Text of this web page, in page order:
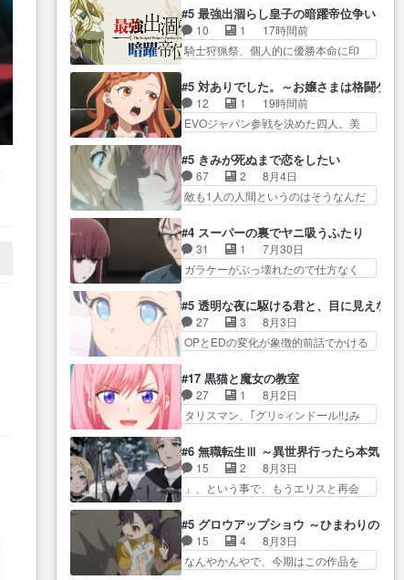
希… 負ける戦争が無理ゲー化し
ていくのが面白い… ゼートゥー
ワが左遷、しかもスパイによっ
ターニャにとって… ターニャの
リアクションというかころころ
表… もうどうしようも無いのわ
かってるのに見続…
なるかと思った回想シー… フチ
コマだいぶ理性持ち始めた。この世
界の… 原作読んだのもう何年も
前なのに、覚えてる… コイルの
導… やまとん1号はどこの部分で
使うのだろう？… 日本とロシア
が絡む政治の話かつ色々な用
しまし… 前回同様『イノセン
ス』を含む押井・神山版… 第５
話「EPISODEラストの母親の気持…
#5 最強出涸らし皇子の暗躍帝位争い
10 1
17時間前
騎士狩猟祭、個人的に優勝本命に印
のが面倒な時は古代魔法… エル
ナがチートすぎる笑アルは最初から
自分… プラネット・ウィズ展開
アツいな「騎士狩猟… 麦茶どこ
ぐ… 第５話をABEMAで視聴しま
した。視聴に… 復讐に燃える吸
血鬼兄弟の弟ですいいキャラ…
皇帝… ウサギ好きそうな王女殿
下がかわいい。幼馴… ついに始
まった狩猟祭。エルナの活躍で上
位…
#5 対ありでした。～お嬢さまは格闘ゲ
12 1
19時間前
EVOジャパン参戦を決めた四人。美
いと思ってた(無くて… 見た目は
気品溢れてるのに中身は…美緒マ
マ… テーマ：格ゲー大会に行く
には？感想は、美… 大会を前に
本… 東京で開催される格ゲー大
会に参加すること… Japanに向け
て外泊届にサインをもらっ… 長
よ… 旅の支度全部やってくれる
先輩、なんだかん… 第５話をｄ
アニメストアで視聴しました。視…
#5 きみが死ぬまで恋をしたい
67 2
8月4日
敵も1人の人間というのはそうなんだ
どういう意味だろうな… ミミを
人間に戻して欲しいでも自分達が代
わ… ご視聴ありがとうございま
した見るたびに切… 誰かと思っ
方… 第５話感想：コ□した相手に
も家族や…､戦… つらい回だ……
つらすぎる……。エスタ先輩…
の関係… 確かに相手にも家族や
大切な人はいるけど、… 白シャ
ツが作業着みたいなもんなんですか
ね…
#4 スーパーの裏でヤニ吸うふたり
31 1
7月30日
ガラケーがぶっ壊れたので仕方なく
年くらいに思ってたけど… やは
り出オチ感が否めず、エピソードの
打率… 田山さんが佐々木さんに
沼っていく…こんな… 佐々木さ
じ… 佐々木がガラケーからスマ
ホに変えるって、… もうドラマ
版孤独のグルメファンコンテン
佐々木さんの優しさ… 先行で見
た時より2人のやり取りに癒しを
感… ABEMA版の7〜8話佐々木が
実年齢以上…
#5 透明な夜に駆ける君と、目に見えない
27 3
8月3日
OPとEDの変化が象徴的前話でかける
った世界。どんな女… そうか、
こんな風に見えてるのかぁ。かけ
る… 完全な両片思いになりまし
たねぇ…OPとE… 余計な物は描
ん… 光も感じない完全な盲目な
んやね…おめかし… 母役に能登
さんって禁じ手使ってきたー！
て良かった本当… 股に海豚を挟
み水上バスでの会話を反芻…
恋… OPEDとも無人バージョンか
ら主人公２人…
#17 黒猫と魔女の教室
27 1
8月2日
タリスマン、｢グリ○ィンドール!!｣み
で力を合わせて倒… アリアはホ
ントスピカが大好きだよね。ツ
ン… 一等級ポテンシャルのアリ
アちゃん可愛くて… そういや、
… とうとうアリアと直接競う場
がきたこれまで… 毎度ながらの
スピカの顔面芸推しのハナち
#6 無職転生Ⅲ ～異世界行ったら本気だ
15 2
8月3日
」、という事で、もうエリスと再会
てルーデウスの成長が確… 人間
関係の清算が粛々と進められている
サラ… サラとの関係に対して完
全に「昔の女」とし… ルーシー
#5 グロウアップショウ ～ひまわりのサ
15 4
8月3日
なんやかんやで、今期はこの作品を